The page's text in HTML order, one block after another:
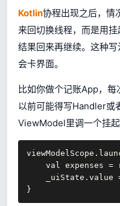
Kotlin协程出现之后，情
来回切换线程，而是用
结果回来再继续。这种
会卡界面。
比如你做个记账App，每
以前可能得写Handler或
ViewModel里调一个挂起
val expenses =
_uiState.value
}